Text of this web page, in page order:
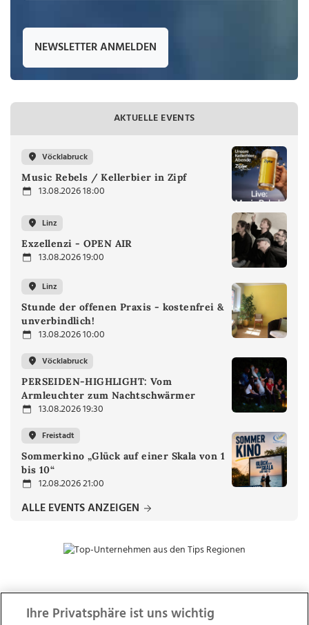
NEWSLETTER ANMELDEN
AKTUELLE EVENTS
Vöcklabruck
Music Rebels / Kellerbier in Zipf
13.08.2026 18:00
Linz
Exzellenzi - OPEN AIR
13.08.2026 19:00
Linz
Stunde der offenen Praxis - kostenfrei &
unverbindlich!
13.08.2026 10:00
Vöcklabruck
PERSEIDEN-HIGHLIGHT: Vom
Armleuchter zum Nachtschwärmer
13.08.2026 19:30
Freistadt
Sommerkino „Glück auf einer Skala von 1
bis 10“
12.08.2026 21:00
ALLE EVENTS ANZEIGEN
ZUR NACHRICHTENÜBERSICHT
Ihre Privatsphäre ist uns wichtig